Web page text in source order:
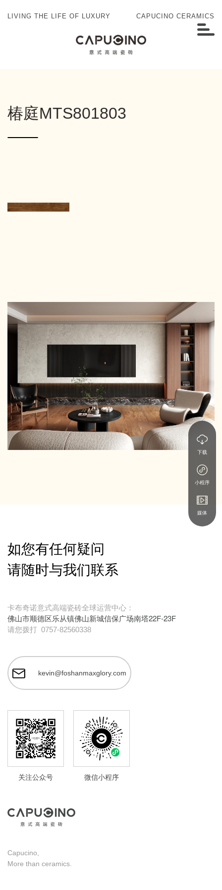
LIVING THE LIFE OF LUXURY CAPUCINO CERAMICS
椿庭MTS801803
如您有任何疑问
请随时与我们联系
卡布奇诺意式高端瓷砖全球运营中心：
佛山市顺德区乐从镇佛山新城信保广场南塔22F-23F
请您拨打 0757-82560338
kevin@foshanmaxglory.com
关注公众号 微信小程序
Capucino,
More than ceramics.
下载
小程序
媒体